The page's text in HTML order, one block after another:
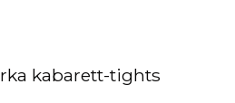
kabarett-tights